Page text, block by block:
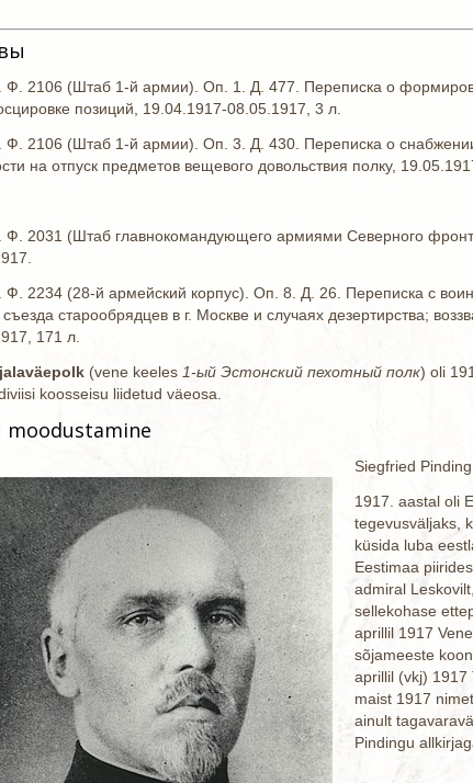
2106 (Штаб 1-й армии). Оп. 1. Д. 477. Переписка о
позиций, 19.04.1917-08.05.1917, 3 л.
2106 (Штаб 1-й армии). Оп. 3. Д. 430. Переписка о
на отпуск предметов вещевого довольствия полку,
2031 (Штаб главнокомандующего армиями Северного
2234 (28-й армейский корпус). Оп. 8. Д. 26. Переписка с
старообрядцев в г. Москве и случаях дезертирства;
171 л.
(vene keeles 1-ый Эстонский пехотный полк) oli
koosseisu liidetud väeosa.
moodustamine
Siegfried
1917. aastal oli
tegevusväljaks,
küsida luba
Eestimaa
admiral
sellekohase
aprillil 1917
sõjameeste
aprillil (vkj) 1917
maist 1917
ainult
Pindingu